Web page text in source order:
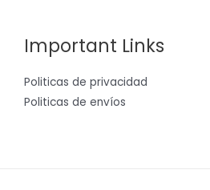
Important Links
Politicas de privacidad
Politicas de envíos